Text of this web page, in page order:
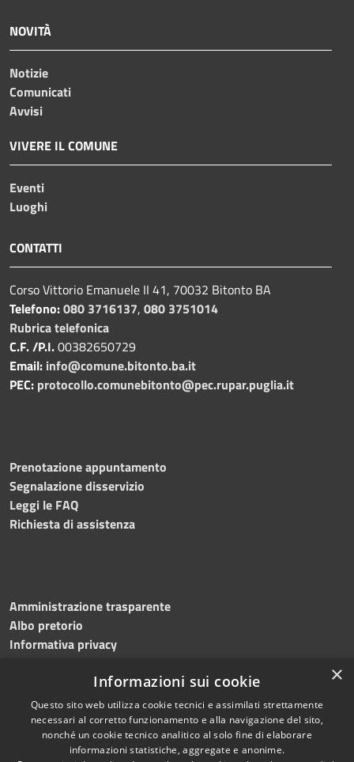
NOVITÀ
Notizie
Comunicati
Avvisi
VIVERE IL COMUNE
Eventi
Luoghi
CONTATTI
Corso Vittorio Emanuele II 41, 70032 Bitonto BA
Telefono:080 3716137, 080 3751014
Rubrica telefonica
C.F. /P.I.00382650729
Email: info@comune.bitonto.ba.it
PEC: protocollo.comunebitonto@pec.rupar.puglia.it
Prenotazione appuntamento
Segnalazione disservizio
Leggi le FAQ
Richiesta di assistenza
Amministrazione trasparente
Albo pretorio
Informativa privacy
Dichiarazione di accessibilità Meccanismo di feedback
RSS Copyright © 2026 • Comune di
×
Informazioni sui cookie
Questo sito web utilizza cookie tecnici e assimilati strettamente
necessari al corretto funzionamento e alla navigazione del sito,
nonché un cookie tecnico analitico al solo fine di elaborare
informazioni statistiche, aggregate e anonime.